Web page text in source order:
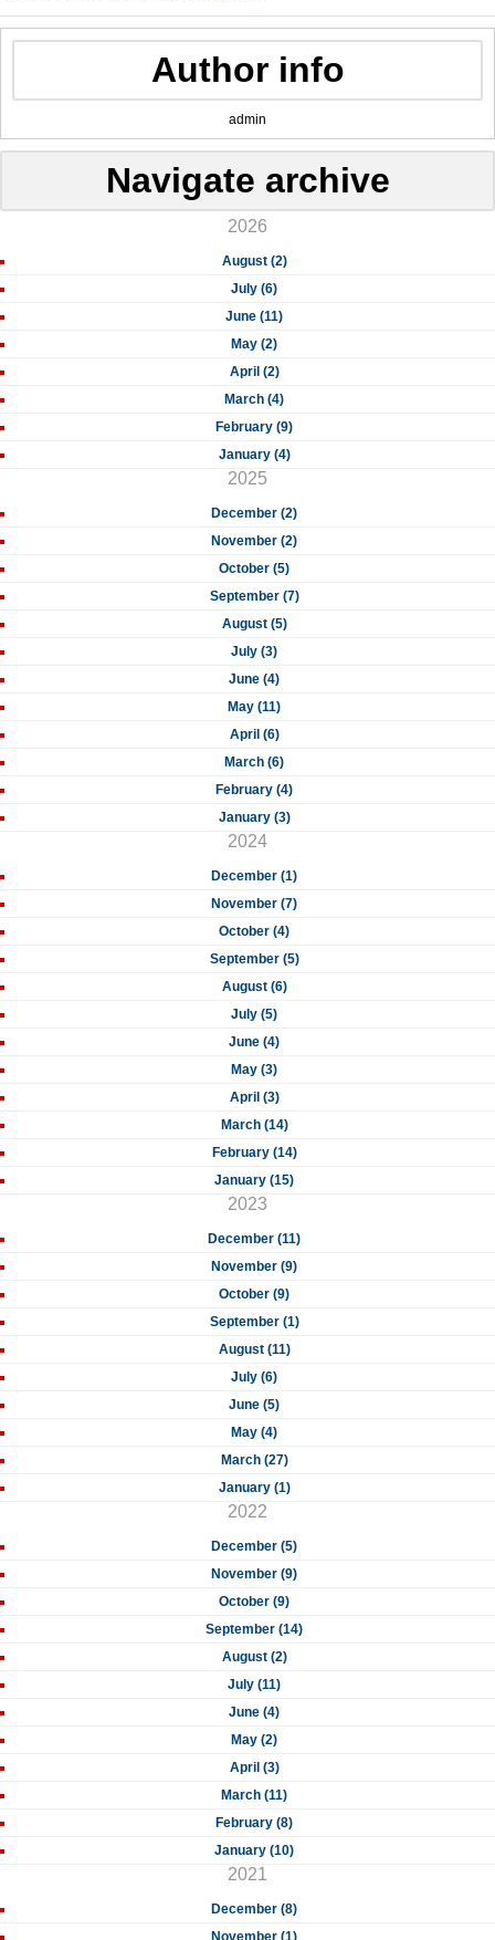
Author info
admin
Navigate archive
2026
August (2)
July (6)
June (11)
May (2)
April (2)
March (4)
February (9)
January (4)
2025
December (2)
November (2)
October (5)
September (7)
August (5)
July (3)
June (4)
May (11)
April (6)
March (6)
February (4)
January (3)
2024
December (1)
November (7)
October (4)
September (5)
August (6)
July (5)
June (4)
May (3)
April (3)
March (14)
February (14)
January (15)
2023
December (11)
November (9)
October (9)
September (1)
August (11)
July (6)
June (5)
May (4)
March (27)
January (1)
2022
December (5)
November (9)
October (9)
September (14)
August (2)
July (11)
June (4)
May (2)
April (3)
March (11)
February (8)
January (10)
2021
December (8)
November (1)